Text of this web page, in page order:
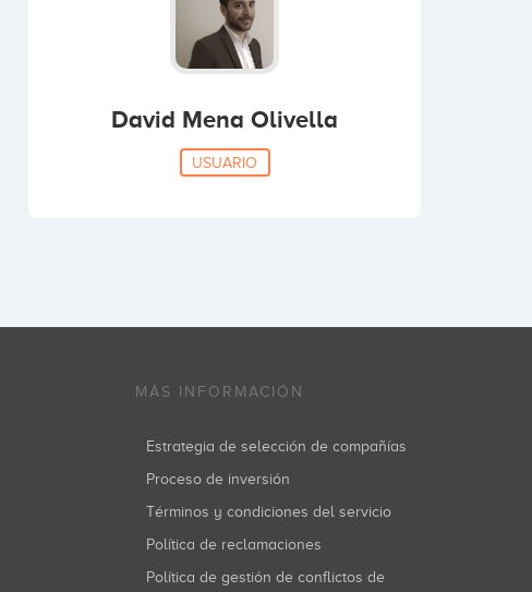
David Mena Olivella
USUARIO
MÁS INFORMACIÓN
Estrategia de selección de compañías
Proceso de inversión
Términos y condiciones del servicio
Política de reclamaciones
Política de gestión de conflictos de